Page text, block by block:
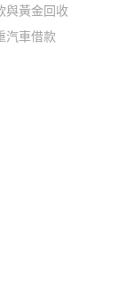
與黃金回收
汽車借款